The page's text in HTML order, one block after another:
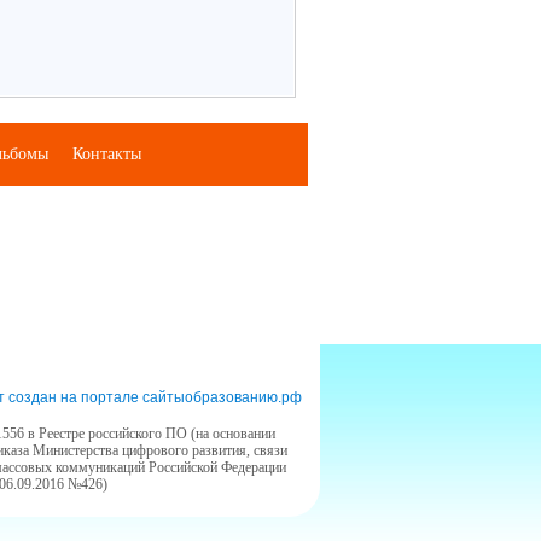
Контакты
создан на портале сайтыобразованию.рф
в Реестре российского ПО (на основании
Министерства цифрового развития, связи
коммуникаций Российской Федерации
№426)